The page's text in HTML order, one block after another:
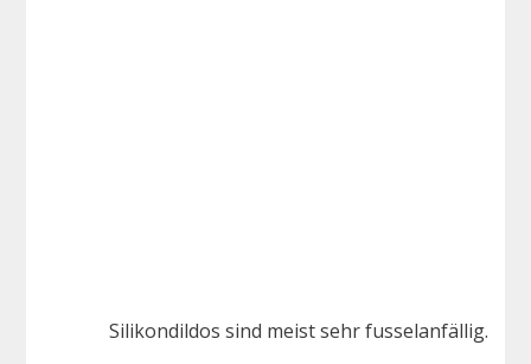
Silikondildos sind meist sehr fusselanfällig.